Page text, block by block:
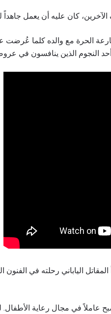
كان عليه أن يعمل
الحرة مع والده كلما
الياباني رحلته في الفنون
عاملاً في مجال رعاية